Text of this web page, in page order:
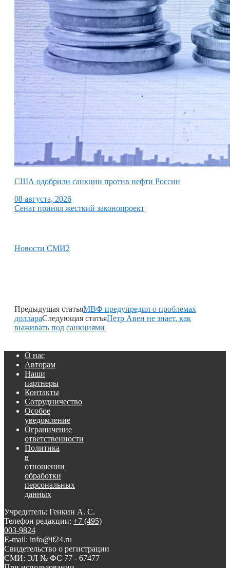
США одобрили санкции против нефти России
08 августа, 2026
Сенат принял жесткий законопроект
Новости СМИ2
Предыдущая статьяМВФ предупредил о проблемах
доллараСледующая статьяПетр Авен не знает, как
выживать под санкциями
О нас
Авторам
Наши
партнеры
Контакты
Сотрудничество
Особое
уведомление
Ограничение
ответственности
Политика
в
отношении
обработки
персональных
данных
Учредитель: Генкин А. С.
Телефон редакции: +7 (495)
003-9824
E-mail: info@if24.ru
Свидетельство о регистрации
СМИ: ЭЛ № ФС 77 - 67477